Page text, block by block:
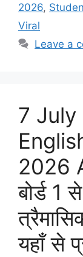
2026,
Viral
Leave a
7 July
2026
बोर्ड 1
यहाँ से